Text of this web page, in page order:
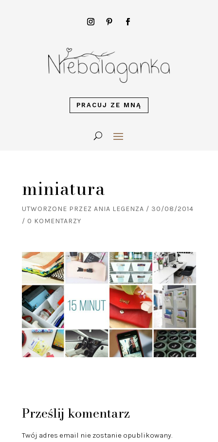
PRACUJ ZE MNĄ
miniatura
UTWORZONE PRZEZ ANIA LEGENZA / 30/08/2014
/ 0 KOMENTARZY
Prześlij komentarz
Twój adres email nie zostanie opublikowany.